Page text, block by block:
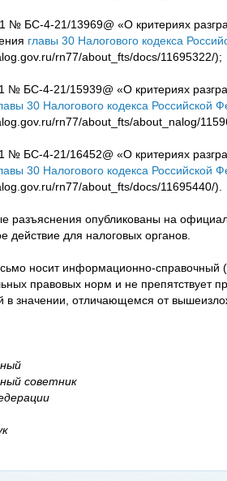
№ БС-4-21/13969@ «О критериях
главы 30 Налогового кодекса
rn77/about_fts/docs/11695322/);
№ БС-4-21/15939@ «О критериях
30 Налогового кодекса Российской
rn77/about_fts/about_nalog/
№ БС-4-21/16452@ «О критериях
30 Налогового кодекса Российской
rn77/about_fts/docs/11695440/).
разъяснения опубликованы на
действие для налоговых органов.
носит информационно-справочный
правовых норм и не препятствует
в значении, отличающемся от
советник